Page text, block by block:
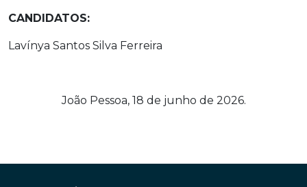
CANDIDATOS:
Lavínya Santos Silva Ferreira
João Pessoa, 18 de junho de 2026.